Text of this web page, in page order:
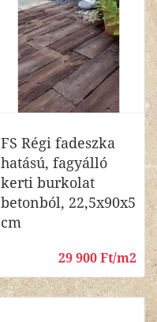
FS Régi fadeszka
hatású, fagyálló
kerti burkolat
betonból, 22,5x90x5
cm
29 900 Ft/m2